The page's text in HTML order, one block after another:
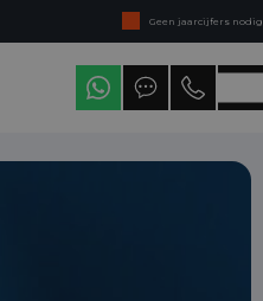
Geen jaarcijfers nodig
Direct uit voorraad leverbaar
Levering in heel Nederland